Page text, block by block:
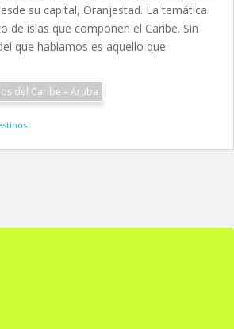
su capital, Oranjestad. La temática
de islas que componen el Caribe. Sin
que hablamos es aquello que
del Caribe – Aruba